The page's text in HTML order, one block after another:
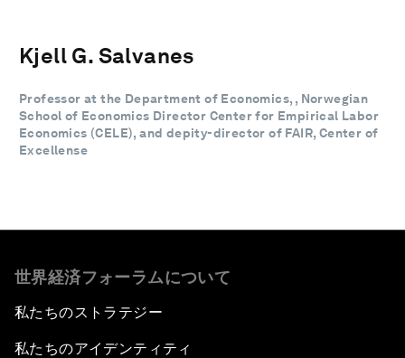
Kjell G. Salvanes
Professor at the Department of Economics, , Norwegian
School of Economics Director Center for Empirical Labor
Economics (CELE), and depity-director of FAIR, Center of
Excellense
世界経済フォーラムについて
私たちのストラテジー
私たちのアイデンティティ